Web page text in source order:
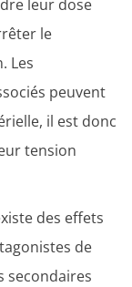
leur dose
le
Les
peuvent
il est donc
tension
des effets
de
secondaires